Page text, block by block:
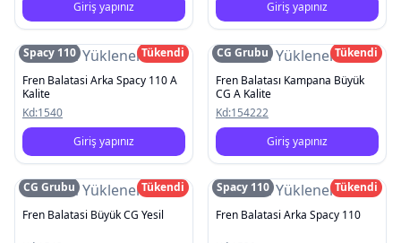
Giriş yapınız
Giriş yapınız
Resim Yüklenemedi
Spacy 110
Tükendi
Fren Balatasi Arka Spacy 110 A
Kalite
Kd:1540
Giriş yapınız
Resim Yüklenemedi
CG Grubu
Tükendi
Fren Balatası Kampana Büyük
CG A Kalite
Kd:154222
Giriş yapınız
Resim Yüklenemedi
CG Grubu
Tükendi
Fren Balatasi Büyük CG Yesil
Resim Yüklenemedi
Spacy 110
Tükendi
Fren Balatasi Arka Spacy 110